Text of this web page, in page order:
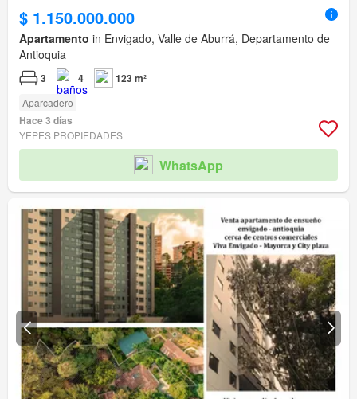
$ 1.150.000.000
Apartamento in Envigado, Valle de Aburrá, Departamento de
Antioquia
3 4 123 m²
Aparcadero
Hace 3 días
YEPES PROPIEDADES
WhatsApp